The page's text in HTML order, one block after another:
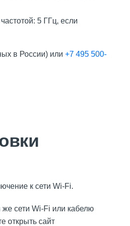
5 ГГц, если
в России) или +7 495 500-
к сети Wi-Fi.
же сети Wi-Fi или кабелю
открыть сайт